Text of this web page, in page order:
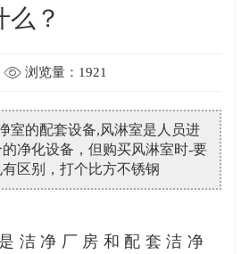
？
浏览量：1921
室的配套设备,风淋室是人员进
净化设备，但购买风淋室时-要
区别，打个比方不锈钢
洁净厂房和配套洁净